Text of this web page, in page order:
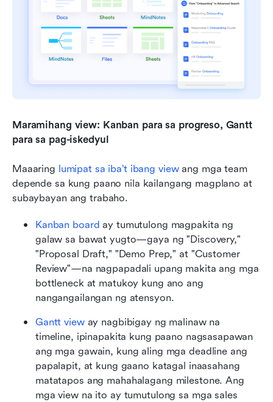
Maramihang view: Kanban para sa progreso, Gantt
para sa pag-iskedyul
Maaaring lumipat sa iba’t ibang view ang mga team
depende sa kung paano nila kailangang magplano at
subaybayan ang trabaho.
Kanban board ay tumutulong magpakita ng
galaw sa bawat yugto—gaya ng "Discovery,"
"Proposal Draft," "Demo Prep," at "Customer
Review"—na nagpapadali upang makita ang mga
bottleneck at matukoy kung ano ang
nangangailangan ng atensyon.
Gantt view ay nagbibigay ng malinaw na
timeline, ipinapakita kung paano nagsasapawan
ang mga gawain, kung aling mga deadline ang
papalapit, at kung gaano katagal inaasahang
matatapos ang mahahalagang milestone. Ang
mga view na ito ay tumutulong sa mga sales